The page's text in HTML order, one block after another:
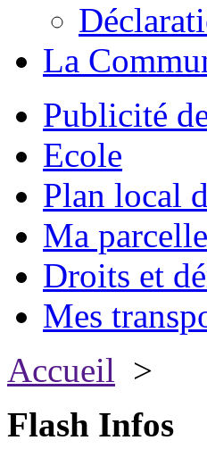
La
Publicité
Ecole
Plan local
Ma
Droits et
Mes
Accueil >
Flash Infos